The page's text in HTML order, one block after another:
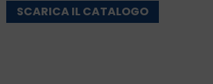
SCARICA IL CATALOGO